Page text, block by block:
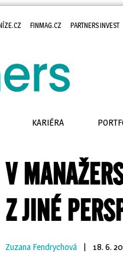
V
Z JINÉ
Zuzana Fendrychová | 18. 6.
FINMAG.CZ PARTNERS INVEST
KARIÉRA